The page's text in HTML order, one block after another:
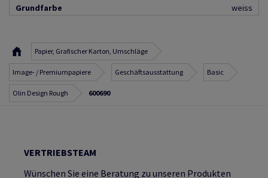
Grundfarbe
weiss
Papier, Grafischer Karton, Umschläge
Image- / Premiumpapiere Geschäftsausstattung Basic
Olin Design Rough 600690
VERTRIEBSTEAM
Wünschen Sie eine Beratung zu unseren Produkten